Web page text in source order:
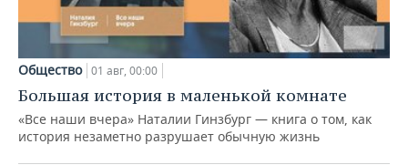
Общество 01 авг, 00:00
Большая история в маленькой комнате
«Все наши вчера» Наталии Гинзбург — книга о том, как
история незаметно разрушает обычную жизнь